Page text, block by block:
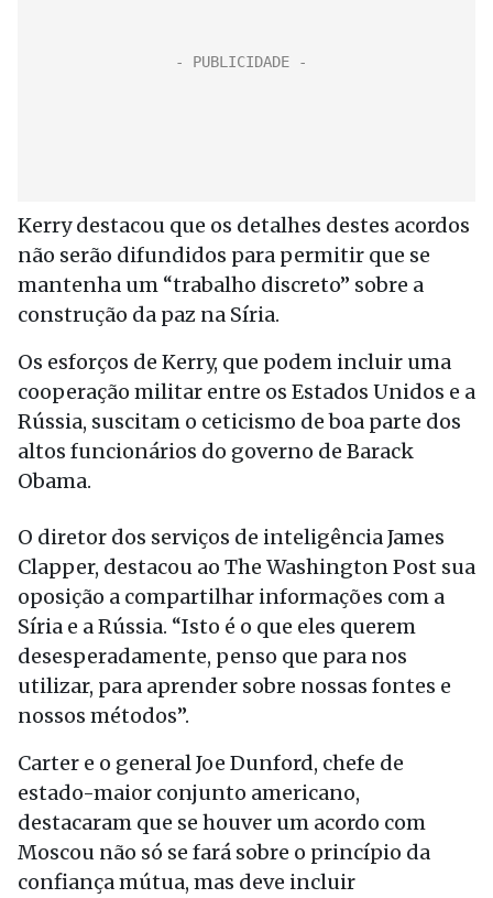
Kerry destacou que os detalhes destes acordos
não serão difundidos para permitir que se
mantenha um “trabalho discreto” sobre a
construção da paz na Síria.
Os esforços de Kerry, que podem incluir uma
cooperação militar entre os Estados Unidos e a
Rússia, suscitam o ceticismo de boa parte dos
altos funcionários do governo de Barack
Obama.
O diretor dos serviços de inteligência James
Clapper, destacou ao The Washington Post sua
oposição a compartilhar informações com a
Síria e a Rússia. “Isto é o que eles querem
desesperadamente, penso que para nos
utilizar, para aprender sobre nossas fontes e
nossos métodos”.
Carter e o general Joe Dunford, chefe de
estado-maior conjunto americano,
destacaram que se houver um acordo com
Moscou não só se fará sobre o princípio da
confiança mútua, mas deve incluir